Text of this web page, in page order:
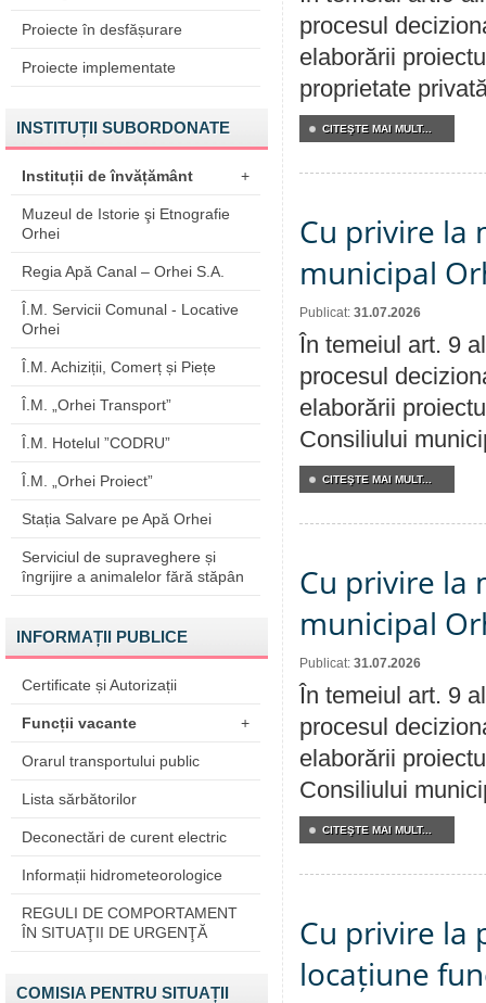
Proiecte în desfășurare
Proiecte implementate
INSTITUȚII SUBORDONATE
Instituții de învățământ +
Muzeul de Istorie şi Etnografie
Orhei
Regia Apă Canal – Orhei S.A.
Î.M. Servicii Comunal - Locative
Orhei
Î.M. Achiziții, Comerț și Piețe
Î.M. „Orhei Transport”
Î.M. Hotelul ”CODRU”
Î.M. „Orhei Proiect”
Stația Salvare pe Apă Orhei
Serviciul de supraveghere și
îngrijire a animalelor fără stăpân
INFORMAȚII PUBLICE
Certificate și Autorizații
Funcții vacante +
Orarul transportului public
Lista sărbătorilor
Deconectări de curent electric
Informații hidrometeorologice
REGULI DE COMPORTAMENT
ÎN SITUAŢII DE URGENŢĂ
COMISIA PENTRU SITUAȚII
procesul
elaborării
proprietate
CITEŞTE MAI MULT...
Cu privire la
municipal
Publicat: 31.07.2026
În temeiul art. 9
procesul
elaborării
Consiliului
CITEŞTE MAI MULT...
Cu privire la
municipal
Publicat: 31.07.2026
În temeiul art. 9
procesul
elaborării
Consiliului
CITEŞTE MAI MULT...
Cu privire la
locațiune